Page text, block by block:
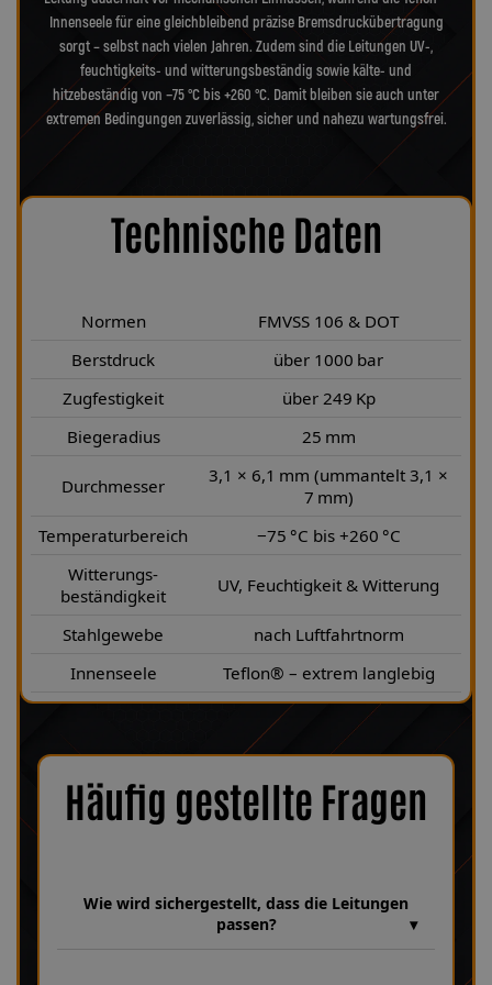
Innenseele für eine gleichbleibend präzise Bremsdruckübertragung
sorgt – selbst nach vielen Jahren. Zudem sind die Leitungen UV-,
feuchtigkeits- und witterungsbeständig sowie kälte- und
hitzebeständig von −75 °C bis +260 °C. Damit bleiben sie auch unter
extremen Bedingungen zuverlässig, sicher und nahezu wartungsfrei.
Technische Daten
Normen
FMVSS 106 & DOT
Berstdruck
über 1000 bar
Zugfestigkeit
über 249 Kp
Biegeradius
25 mm
Durchmesser
3,1 × 6,1 mm (ummantelt 3,1 ×
7 mm)
Temperaturbereich
−75 °C bis +260 °C
Witterungs-
beständigkeit
UV, Feuchtigkeit & Witterung
Stahlgewebe
nach Luftfahrtnorm
Innenseele
Teflon® – extrem langlebig
Häufig gestellte Fragen
Wie wird sichergestellt, dass die Leitungen
passen?